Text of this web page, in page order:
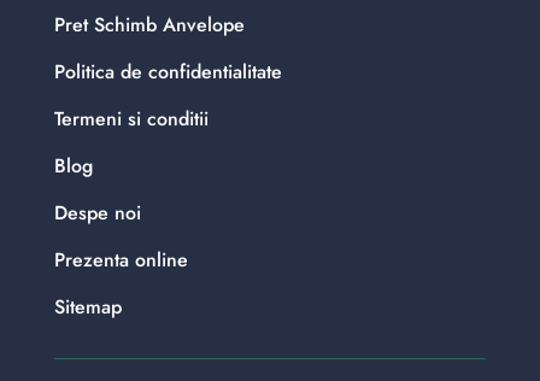
Pret Schimb Anvelope
Politica de confidentialitate
Termeni si conditii
Blog
Despe noi
Prezenta online
Sitemap